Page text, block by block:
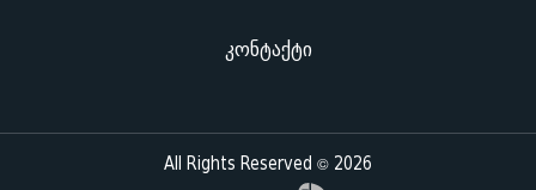
კონტაქტი
All Rights Reserved © 2026